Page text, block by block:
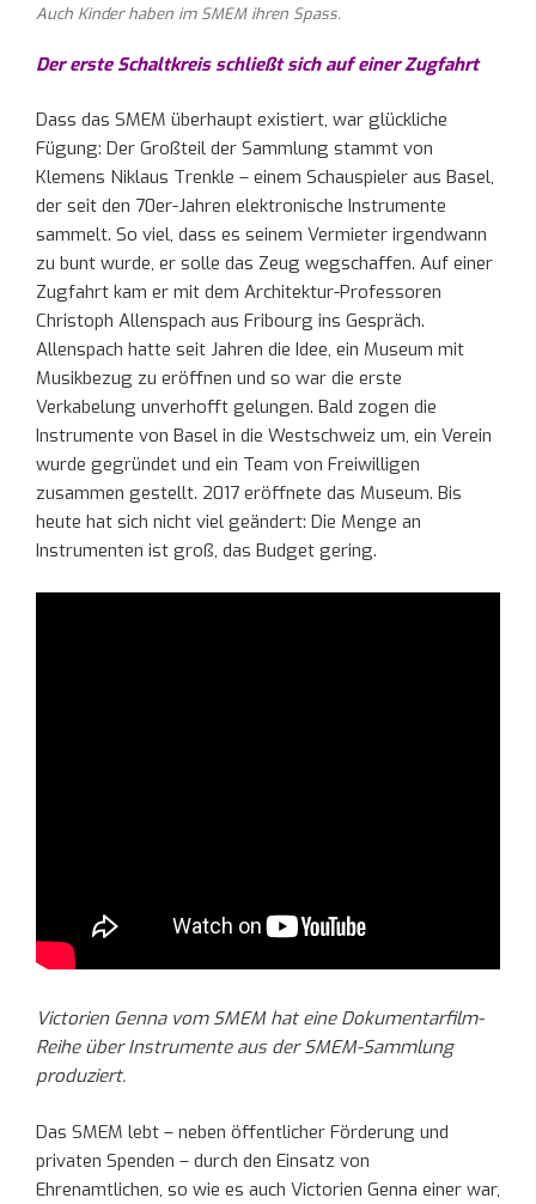
Auch Kinder haben im SMEM ihren Spass.
Der erste Schaltkreis schließt sich auf einer Zugfahrt
Dass das SMEM überhaupt existiert, war glückliche
Fügung: Der Großteil der Sammlung stammt von
Klemens Niklaus Trenkle – einem Schauspieler aus Basel,
der seit den 70er-Jahren elektronische Instrumente
sammelt. So viel, dass es seinem Vermieter irgendwann
zu bunt wurde, er solle das Zeug wegschaffen. Auf einer
Zugfahrt kam er mit dem Architektur-Professoren
Christoph Allenspach aus Fribourg ins Gespräch.
Allenspach hatte seit Jahren die Idee, ein Museum mit
Musikbezug zu eröffnen und so war die erste
Verkabelung unverhofft gelungen. Bald zogen die
Instrumente von Basel in die Westschweiz um, ein Verein
wurde gegründet und ein Team von Freiwilligen
zusammen gestellt. 2017 eröffnete das Museum. Bis
heute hat sich nicht viel geändert: Die Menge an
Instrumenten ist groß, das Budget gering.
Victorien Genna vom SMEM hat eine Dokumentarfilm-
Reihe über Instrumente aus der SMEM-Sammlung
produziert.
Das SMEM lebt – neben öffentlicher Förderung und
privaten Spenden – durch den Einsatz von
Ehrenamtlichen, so wie es auch Victorien Genna einer war,